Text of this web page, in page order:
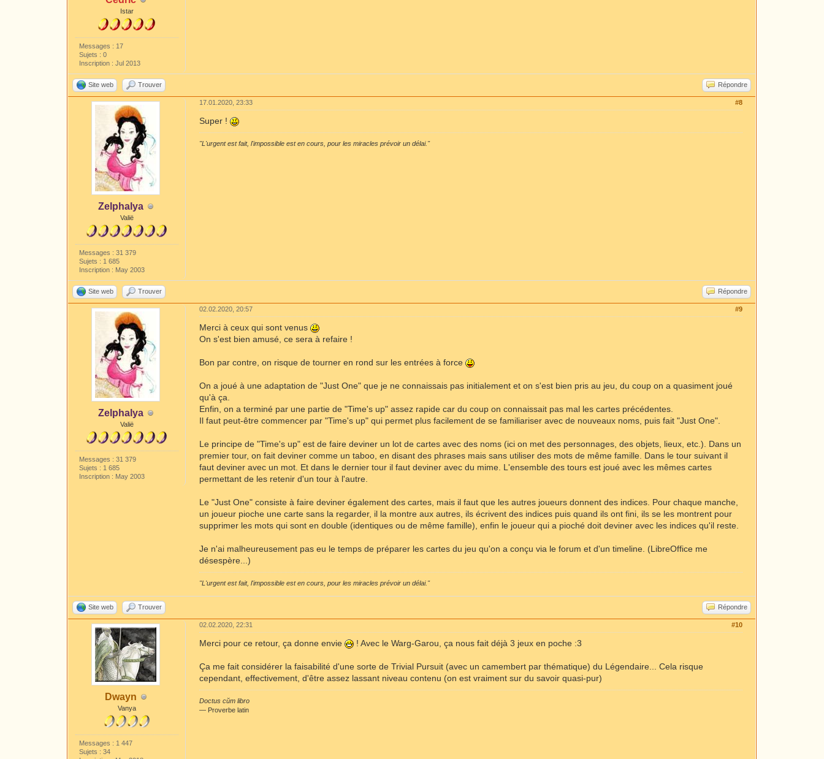
Istar
Messages : 17
Sujets : 0
Inscription : Jul 2013
Site web Trouver Répondre
Zelphalya
Valië
Messages : 31 379
Sujets : 1 685
Inscription : May 2003
#8
17.01.2020, 23:33
Super !
"L'urgent est fait, l'impossible est en cours, pour les miracles prévoir un délai."
Site web Trouver Répondre
Zelphalya
Valië
Messages : 31 379
Sujets : 1 685
Inscription : May 2003
#9
02.02.2020, 20:57
Merci à ceux qui sont venus
On s'est bien amusé, ce sera à refaire !
Bon par contre, on risque de tourner en rond sur les entrées à force
On a joué à une adaptation de "Just One" que je ne connaissais pas initialement et on s'est bien pris au jeu, du coup on a quasiment joué
qu'à ça.
Enfin, on a terminé par une partie de "Time's up" assez rapide car du coup on connaissait pas mal les cartes précédentes.
Il faut peut-être commencer par "Time's up" qui permet plus facilement de se familiariser avec de nouveaux noms, puis fait "Just One".
Le principe de "Time's up" est de faire deviner un lot de cartes avec des noms (ici on met des personnages, des objets, lieux, etc.). Dans un
premier tour, on fait deviner comme un taboo, en disant des phrases mais sans utiliser des mots de même famille. Dans le tour suivant il
faut deviner avec un mot. Et dans le dernier tour il faut deviner avec du mime. L'ensemble des tours est joué avec les mêmes cartes
permettant de les retenir d'un tour à l'autre.
Le "Just One" consiste à faire deviner également des cartes, mais il faut que les autres joueurs donnent des indices. Pour chaque manche,
un joueur pioche une carte sans la regarder, il la montre aux autres, ils écrivent des indices puis quand ils ont fini, ils se les montrent pour
supprimer les mots qui sont en double (identiques ou de même famille), enfin le joueur qui a pioché doit deviner avec les indices qu'il reste.
Je n'ai malheureusement pas eu le temps de préparer les cartes du jeu qu'on a conçu via le forum et d'un timeline. (LibreOffice me
désespère...)
"L'urgent est fait, l'impossible est en cours, pour les miracles prévoir un délai."
Site web Trouver Répondre
Dwayn
Vanya
Messages : 1 447
Sujets : 34
#10
02.02.2020, 22:31
Merci pour ce retour, ça donne envie ! Avec le Warg-Garou, ça nous fait déjà 3 jeux en poche :3
Ça me fait considérer la faisabilité d'une sorte de Trivial Pursuit (avec un camembert par thématique) du Légendaire... Cela risque
cependant, effectivement, d'être assez lassant niveau contenu (on est vraiment sur du savoir quasi-pur)
Doctus cŭm libro
― Proverbe latin